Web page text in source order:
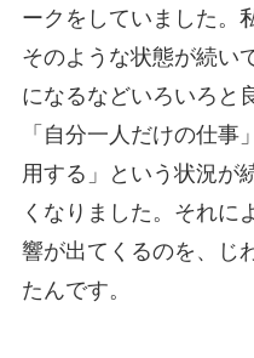
ークをしていました。
そのような状態が続い
になるなどいろいろと
「自分一人だけの仕
用する」という状況が
くなりました。それに
響が出てくるのを、じ
たんです。